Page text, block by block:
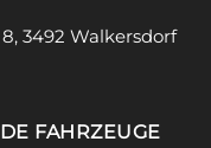
3492 Walkersdorf
FAHRZEUGE